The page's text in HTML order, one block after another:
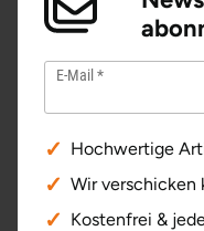
E-Mail
Hochwertige
Wir verschicken
Kostenfrei &